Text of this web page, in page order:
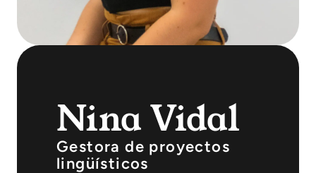
Nina Vidal
Gestora de proyectos
lingüísticos